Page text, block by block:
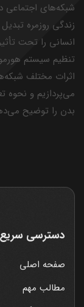
شبکه‌های اجتماعی
زندگی روزمره
انسانی را تحت
تنظیم سیستم
اثرات مختلف
می‌پردازیم و نحوه
بدن را توضیح
دسترسی سریع
صفحه اصلی
مطالب مهم